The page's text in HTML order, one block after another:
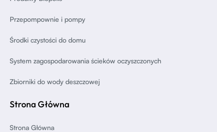
Przepompownie i pompy
Środki czystości do domu
System zagospodarowania ścieków oczyszczonych
Zbiorniki do wody deszczowej
Strona Główna
Strona Główna